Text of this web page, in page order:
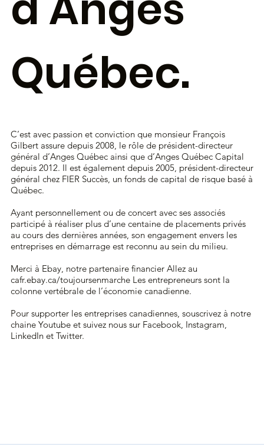
Québec.
C’est avec passion et conviction que monsieur François
Gilbert assure depuis 2008, le rôle de président-directeur
général d’Anges Québec ainsi que d’Anges Québec Capital
depuis 2012. Il est également depuis 2005, président-directeur
général chez FIER Succès, un fonds de capital de risque basé à
Québec.
Ayant personnellement ou de concert avec ses associés
participé à réaliser plus d’une centaine de placements privés
au cours des dernières années, son engagement envers les
entreprises en démarrage est reconnu au sein du milieu.
Merci à Ebay, notre partenaire financier Allez au
cafr.ebay.ca/toujoursenmarche Les entrepreneurs sont la
colonne vertébrale de l’économie canadienne.
Pour supporter les entreprises canadiennes, souscrivez à notre
chaine Youtube et suivez nous sur Facebook, Instagram,
LinkedIn et Twitter.